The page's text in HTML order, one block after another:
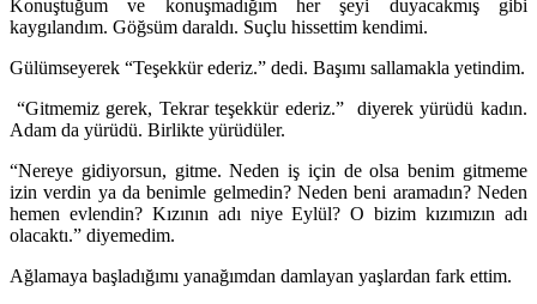
Konuştuğum ve konuşmadığım her şeyi duyacakmış gibi
kaygılandım. Göğsüm daraldı. Suçlu hissettim kendimi.
Gülümseyerek “Teşekkür ederiz.” dedi. Başımı sallamakla yetindim.
“Gitmemiz gerek, Tekrar teşekkür ederiz.” diyerek yürüdü kadın.
Adam da yürüdü. Birlikte yürüdüler.
“Nereye gidiyorsun, gitme. Neden iş için de olsa benim gitmeme
izin verdin ya da benimle gelmedin? Neden beni aramadın? Neden
hemen evlendin? Kızının adı niye Eylül? O bizim kızımızın adı
olacaktı.” diyemedim.
Ağlamaya başladığımı yanağımdan damlayan yaşlardan fark ettim.